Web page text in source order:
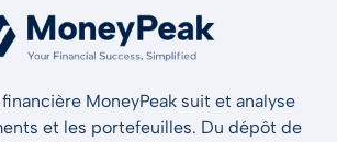
MoneyPeak suit et analyse
et les portefeuilles. Du dépôt de